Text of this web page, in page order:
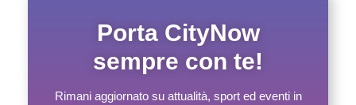
Porta CityNow
sempre con te!
Rimani aggiornato su attualità, sport ed eventi in